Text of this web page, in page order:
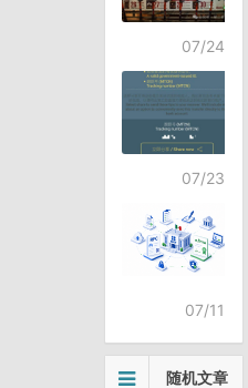
07/24
07/23
07/11
随机文章